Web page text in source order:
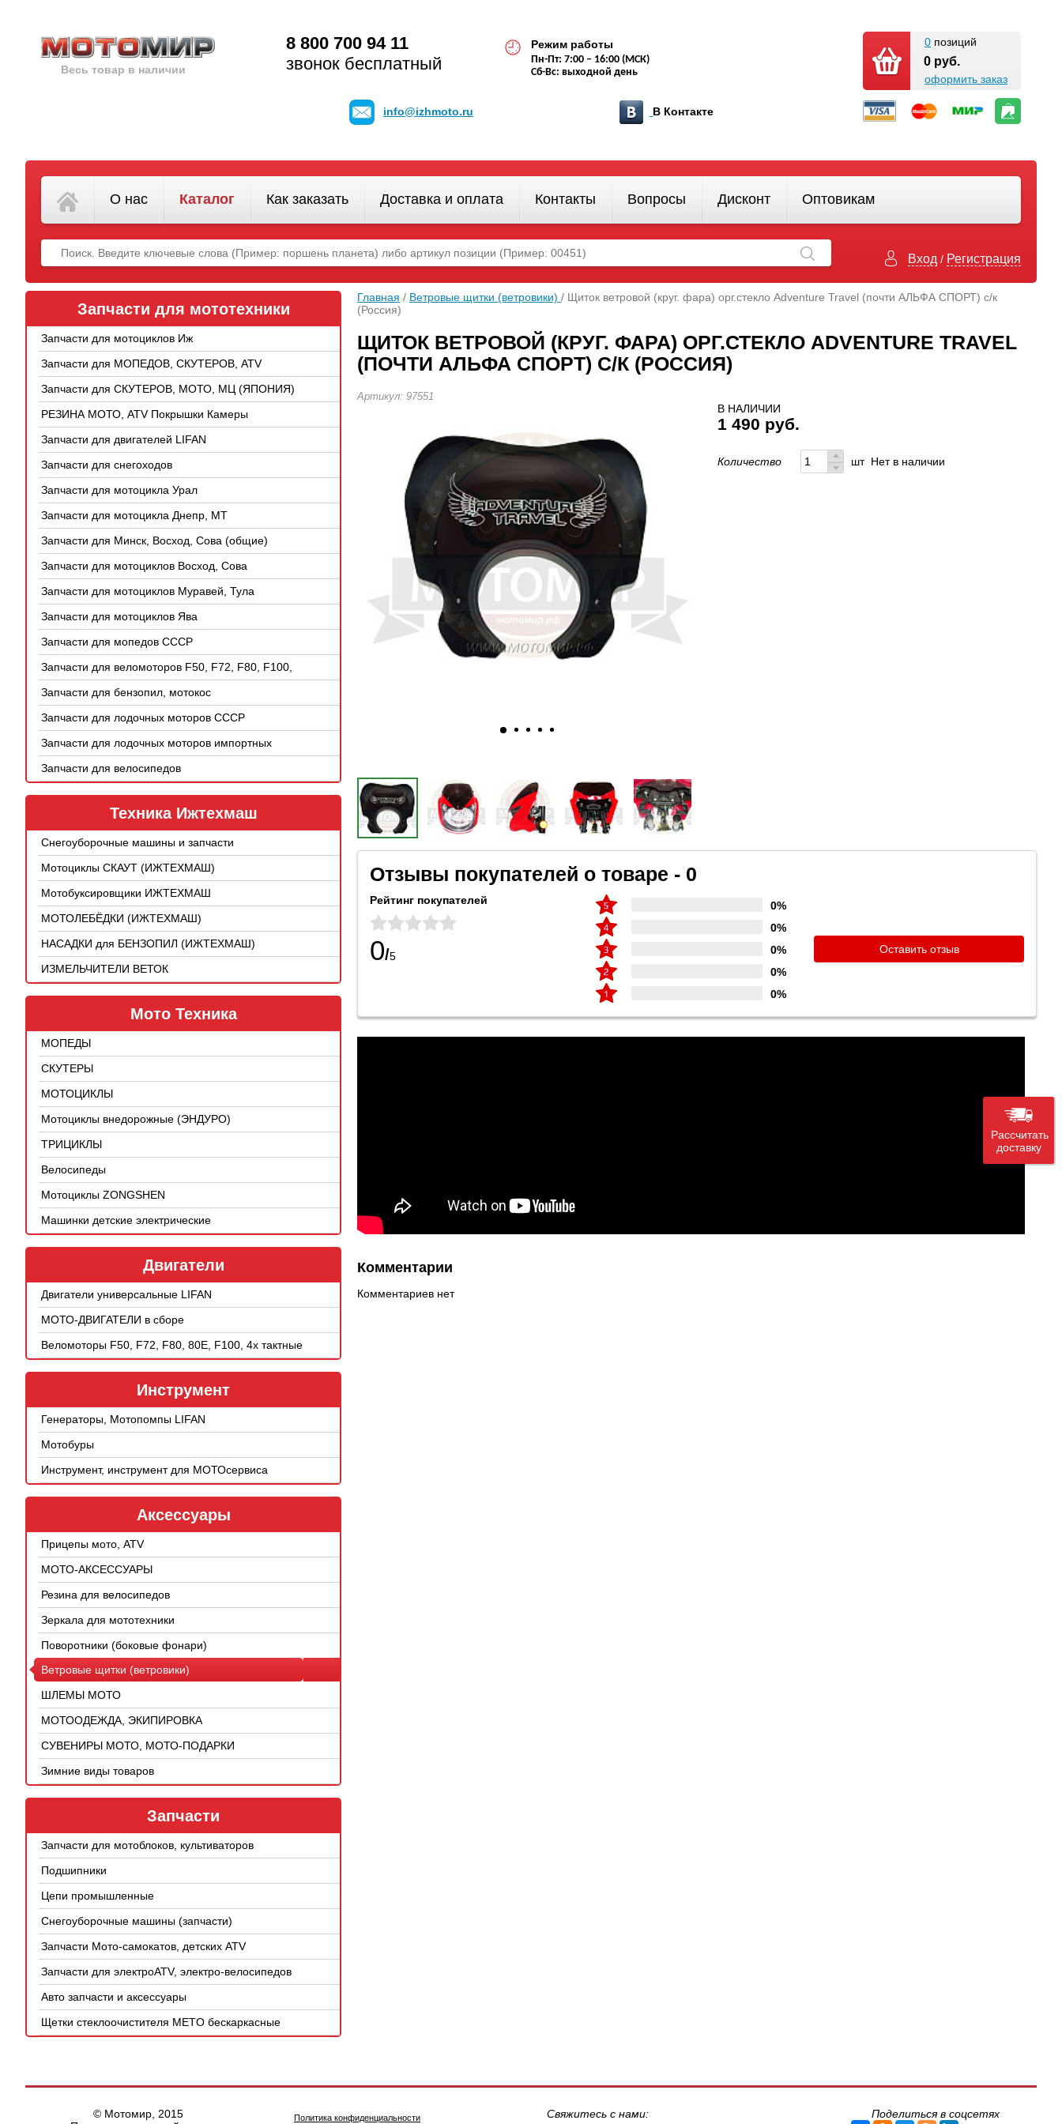
Весь товар в наличии
8 800 700 94 11
звонок бесплатный
Режим работы
Пн-Пт: 7:00 – 16:00 (МСК)
Сб-Вс: выходной день
0 позиций
0 руб.
оформить заказ
info@izhmoto.ru В Контакте
О нас Каталог Как заказать Доставка и оплата Контакты Вопросы Дисконт Оптовикам
Вход / Регистрация
Запчасти для мототехники
Запчасти для мотоциклов Иж
Запчасти для МОПЕДОВ, СКУТЕРОВ, ATV
(КИТАЙ)
Запчасти для СКУТЕРОВ, МОТО, МЦ (ЯПОНИЯ)
РЕЗИНА МОТО, ATV Покрышки Камеры
Запчасти для двигателей LIFAN
Запчасти для снегоходов
Запчасти для мотоцикла Урал
Запчасти для мотоцикла Днепр, МТ
Запчасти для Минск, Восход, Сова (общие)
Запчасти для мотоциклов Восход, Сова
Запчасти для мотоциклов Муравей, Тула
Запчасти для мотоциклов Ява
Запчасти для мопедов СССР
Запчасти для веломоторов F50, F72, F80, F100,
4Т
Запчасти для бензопил, мотокос
Запчасти для лодочных моторов СССР
Запчасти для лодочных моторов импортных
Запчасти для велосипедов
Техника Ижтехмаш
Снегоуборочные машины и запчасти
Мотоциклы СКАУТ (ИЖТЕХМАШ)
Мотобуксировщики ИЖТЕХМАШ
МОТОЛЕБЁДКИ (ИЖТЕХМАШ)
НАСАДКИ для БЕНЗОПИЛ (ИЖТЕХМАШ)
ИЗМЕЛЬЧИТЕЛИ ВЕТОК
Мото Техника
МОПЕДЫ
СКУТЕРЫ
МОТОЦИКЛЫ
Мотоциклы внедорожные (ЭНДУРО)
ТРИЦИКЛЫ
Велосипеды
Мотоциклы ZONGSHEN
Машинки детские электрические
Двигатели
Двигатели универсальные LIFAN
МОТО-ДВИГАТЕЛИ в сборе
Веломоторы F50, F72, F80, 80E, F100, 4х тактные
Инструмент
Генераторы, Мотопомпы LIFAN
Мотобуры
Инструмент, инструмент для МОТОсервиса
Аксессуары
Прицепы мото, ATV
МОТО-АКСЕССУАРЫ
Резина для велосипедов
Зеркала для мототехники
Поворотники (боковые фонари)
Ветровые щитки (ветровики)
ШЛЕМЫ МОТО
МОТООДЕЖДА, ЭКИПИРОВКА
СУВЕНИРЫ МОТО, МОТО-ПОДАРКИ
Зимние виды товаров
Запчасти
Запчасти для мотоблоков, культиваторов
Подшипники
Цепи промышленные
Снегоуборочные машины (запчасти)
Запчасти Мото-самокатов, детских ATV
Запчасти для электроATV, электро-велосипедов
Авто запчасти и аксессуары
Щетки стеклоочистителя METO бескаркасные
Главная / Ветровые щитки (ветровики) / Щиток ветровой (круг. фара) орг.стекло Adventure Travel (почти АЛЬФА СПОРТ) с/к
(Россия)
ЩИТОК ВЕТРОВОЙ (КРУГ. ФАРА) ОРГ.СТЕКЛО ADVENTURE TRAVEL
(ПОЧТИ АЛЬФА СПОРТ) С/К (РОССИЯ)
Артикул: 97551
В НАЛИЧИИ
1 490 руб.
Количество шт Нет в наличии
Отзывы покупателей о товаре - 0
Рейтинг покупателей
0/5
0%
0%
0%
0%
0%
Оставить отзыв
Комментарии
Комментариев нет
© Мотомир, 2015
Политика конфиденциальности Свяжитесь с нами: Поделиться в соцсетях
Рассчитать
доставку